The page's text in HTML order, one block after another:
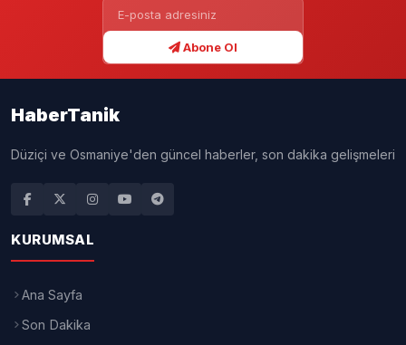
Abone Ol
HaberTanik
Düziçi ve Osmaniye'den güncel haberler, son dakika gelişmeleri
KURUMSAL
Ana Sayfa
Son Dakika